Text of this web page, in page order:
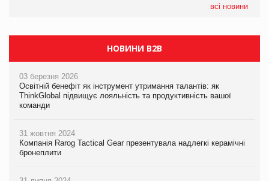
всі новини
НОВИНИ B2B
03 березня 2026
Освітній бенефіт як інструмент утримання талантів: як
ThinkGlobal підвищує лояльність та продуктивність вашої
команди
31 жовтня 2024
Компанія Rarog Tactical Gear презентувала надлегкі керамічні
бронеплити